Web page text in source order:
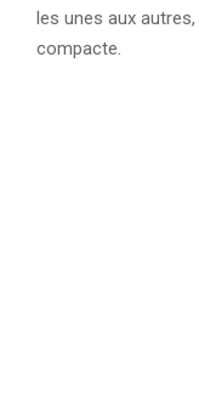
les unes aux
compacte.